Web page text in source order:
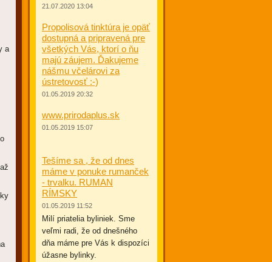
a
21.07.2020 13:04
Propolisová tinktúra je opäť
dostupná a pripravená pre
všetkých Vás, ktorí o ňu
majú záujem. Ďakujeme
nášmu včelárovi za
ústretovosť :-)
01.05.2019 20:32
www.prirodaplus.sk
01.05.2019 15:07
Tešíme sa , že od dnes
máme v ponuke rumanček
- trvalku. RUMAN
RÍMSKY
01.05.2019 11:52
Milí priatelia byliniek. Sme
veľmi radi, že od dnešného
dňa máme pre Vás k dispozíci
úžasne bylinky.